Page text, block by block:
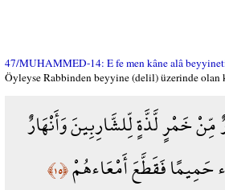
47/MUHAMMED-14: E fe men kâne alâ
Öyleyse Rabbinden beyyine (delil) üzerinde
خَمْرٍ لَّذَّةٍ لِّلشَّارِبِينَ وَأَنْهَارٌ
فَقَطَّعَ أَمْعَاءهُمْ﴿١٥﴾